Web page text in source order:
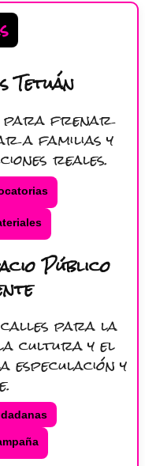
Tetuán
para frenar
a familias y
reales.
Público
para la
cultura y el
y